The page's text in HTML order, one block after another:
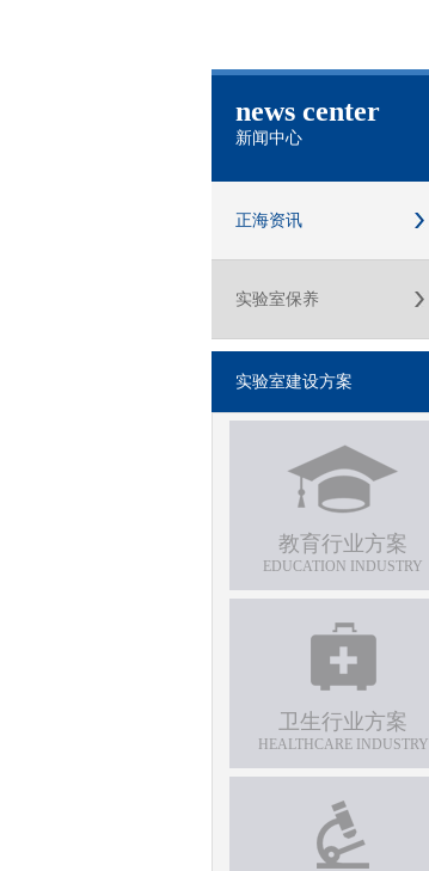
news center
新闻中心
正海资讯
实验室保养
实验室建设方案
教育行业方案
EDUCATION INDUSTRY
卫生行业方案
HEALTHCARE INDUSTRY